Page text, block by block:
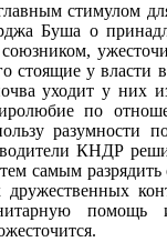
стимулом
Буша о
союзником,
стоящие у власти
уходит у них
по
разумности
КНДР
самым
дружественных
помощь